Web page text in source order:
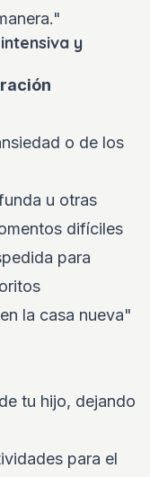
y
o de los
u otras
difíciles
para
la casa nueva"
tu hijo, dejando
para el